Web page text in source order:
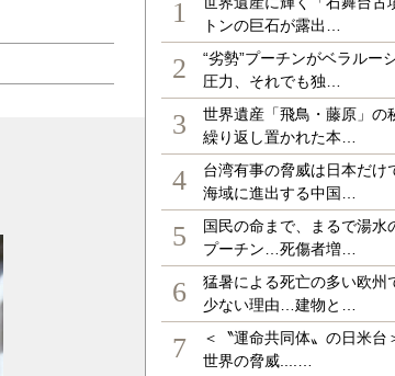
大同元年（806）の創建と伝わる国宝の青
1
トンの巨石が露出…
2
“劣勢”プーチンがベラルー
圧力、それでも独…
3
世界遺産「飛鳥・藤原」
繰り返し置かれた本…
4
台湾有事の脅威は日本だけ
海域に進出する中国…
5
国民の命まで、まるで湯水
プーチン…死傷者増…
6
猛暑による死亡の多い欧州
少ない理由…建物と…
7
＜〝運命共同体〟の日米台
世界の脅威....…